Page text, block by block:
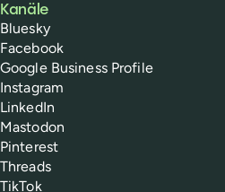
Kanäle
Bluesky
Facebook
Google Business Profile
Instagram
LinkedIn
Mastodon
Pinterest
Threads
TikTok